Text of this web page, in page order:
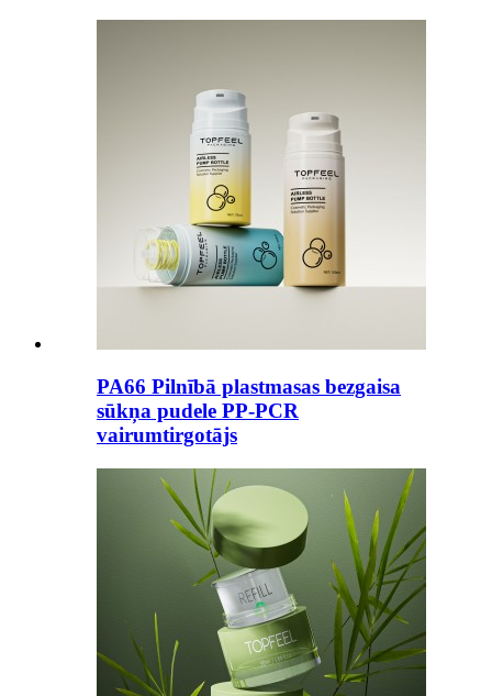
PA66 Pilnībā plastmasas bezgaisa
sūkņa pudele PP-PCR
vairumtirgotājs